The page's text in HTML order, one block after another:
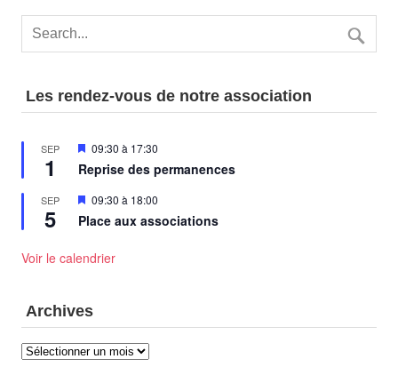
Les rendez-vous de notre association
SEP
1
Mis
avant
09:30 à 17:30
Reprise des permanences
SEP
5
Mis
avant
09:30 à 18:00
Place aux associations
Voir le calendrier
Archives
Archives